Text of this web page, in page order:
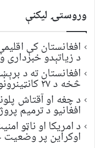
وروستۍ ليکنې
د زیاتېدو خبرداری
افغانستان ته د
څخه د ۲۷ کانټینرونو لېږد پیل شو
افغانیو د ترمیم پروژه ۸۷ سلنه
د امریکا او ناټو
اوکراین پر